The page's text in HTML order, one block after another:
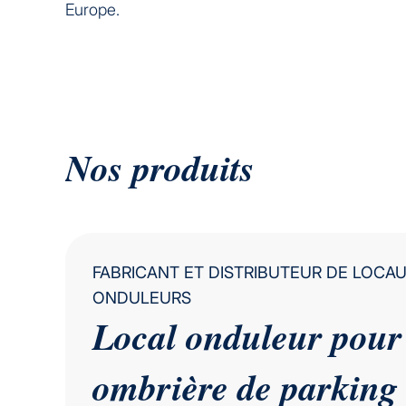
Europe.
Nos produits
FABRICANT ET DISTRIBUTEUR DE
ONDULEURS
Local onduleur pour
ombrière de parking